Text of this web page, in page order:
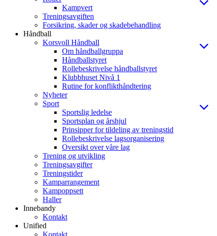
Kampvert
Treningsavgiften
Forsikring, skader og skadebehandling
Håndball
Korsvoll Håndball
Om håndballgruppa
Håndballstyret
Rollebeskrivelse håndballstyret
Klubbhuset Nivå 1
Rutine for konflikthåndtering
Nyheter
Sport
Sportslig ledelse
Sportsplan og årshjul
Prinsipper for tildeling av treningstid
Rollebeskrivelse lagsorganisering
Oversikt over våre lag
Trening og utvikling
Treningsavgifter
Treningstider
Kamparrangement
Kampoppsett
Haller
Innebandy
Kontakt
Unified